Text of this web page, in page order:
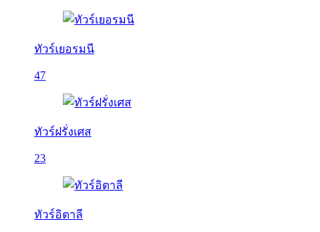
ทัวร์เยอรมนี
47
ทัวร์ฝรั่งเศส
23
ทัวร์อิตาลี